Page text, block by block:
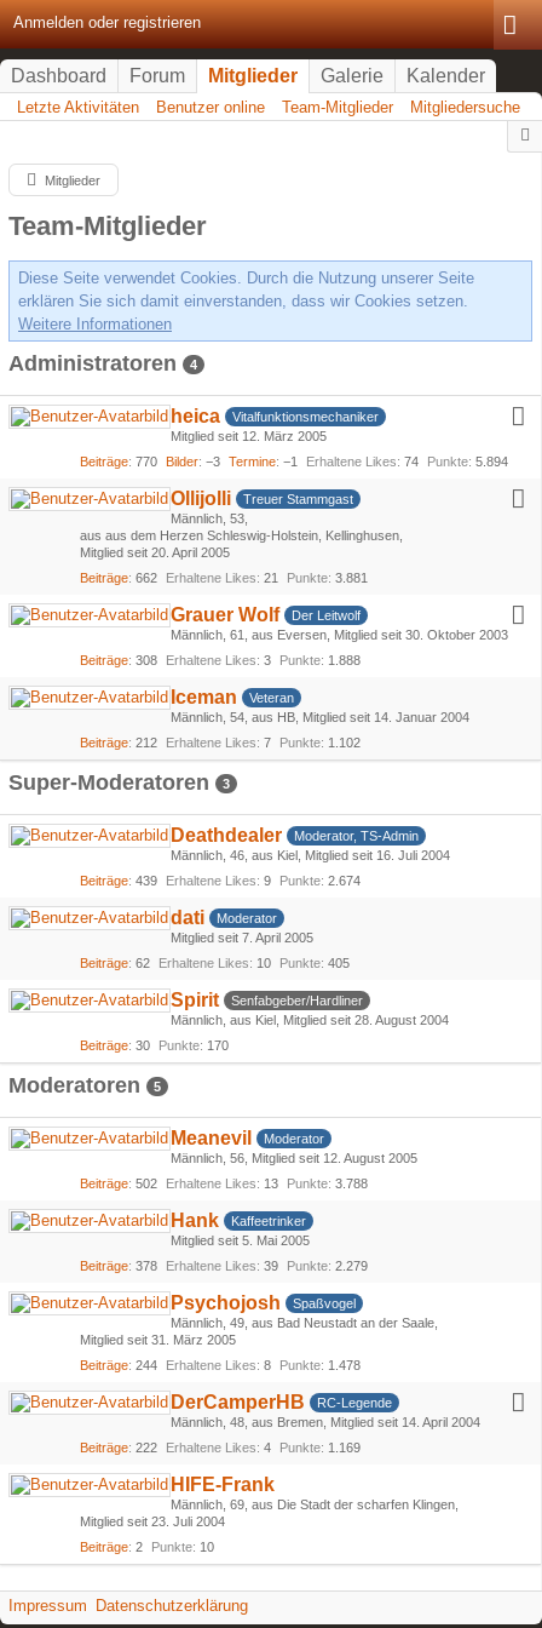
Anmelden oder registrieren
Dashboard Forum Mitglieder Galerie Kalender
Letzte Aktivitäten Benutzer online Team-Mitglieder Mitgliedersuche
Mitglieder
Team-Mitglieder
Diese Seite verwendet Cookies. Durch die Nutzung unserer Seite
erklären Sie sich damit einverstanden, dass wir Cookies setzen.
Weitere Informationen
Administratoren 4
heica
Vitalfunktionsmechaniker
Mitglied seit 12. März 2005
Beiträge 770 Bilder −3 Termine −1 Erhaltene Likes 74 Punkte 5.894
Ollijolli
Treuer Stammgast
Männlich 53
aus aus dem Herzen Schleswig-Holstein, Kellinghusen
Mitglied seit 20. April 2005
Beiträge 662 Erhaltene Likes 21 Punkte 3.881
Grauer Wolf
Der Leitwolf
Männlich 61 aus Eversen Mitglied seit 30. Oktober 2003
Beiträge 308 Erhaltene Likes 3 Punkte 1.888
Iceman
Veteran
Männlich 54 aus HB Mitglied seit 14. Januar 2004
Beiträge 212 Erhaltene Likes 7 Punkte 1.102
Super-Moderatoren 3
Deathdealer
Moderator, TS-Admin
Männlich 46 aus Kiel Mitglied seit 16. Juli 2004
Beiträge 439 Erhaltene Likes 9 Punkte 2.674
dati
Moderator
Mitglied seit 7. April 2005
Beiträge 62 Erhaltene Likes 10 Punkte 405
Spirit
Senfabgeber/Hardliner
Männlich aus Kiel Mitglied seit 28. August 2004
Beiträge 30 Punkte 170
Moderatoren 5
Meanevil
Moderator
Männlich 56 Mitglied seit 12. August 2005
Beiträge 502 Erhaltene Likes 13 Punkte 3.788
Hank
Kaffeetrinker
Mitglied seit 5. Mai 2005
Beiträge 378 Erhaltene Likes 39 Punkte 2.279
Psychojosh
Spaßvogel
Männlich 49 aus Bad Neustadt an der Saale
Mitglied seit 31. März 2005
Beiträge 244 Erhaltene Likes 8 Punkte 1.478
DerCamperHB
RC-Legende
Männlich 48 aus Bremen Mitglied seit 14. April 2004
Beiträge 222 Erhaltene Likes 4 Punkte 1.169
HIFE-Frank
Männlich 69 aus Die Stadt der scharfen Klingen
Mitglied seit 23. Juli 2004
Beiträge 2 Punkte 10
Impressum Datenschutzerklärung